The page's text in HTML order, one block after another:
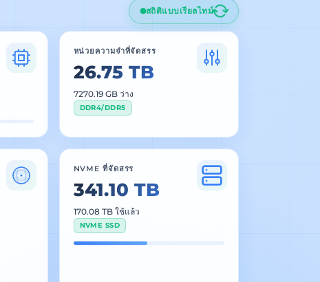
สถิติแบบเรียลไทม์
หน่วยความจำที่จัดสรร
26.75 TB
7270.19 GB ว่าง
DDR4/DDR5
NVME ที่จัดสรร
341.10 TB
170.08 TB ใช้แล้ว
NVME SSD